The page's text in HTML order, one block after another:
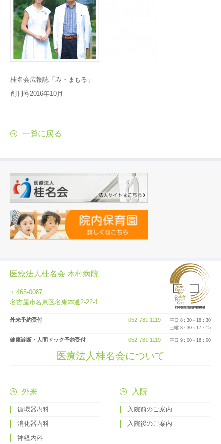
桂名会広報誌「み・まもる」
創刊号2016年10月
一覧に戻る
医療法人桂名会 木村病院
〒465-0087
名古屋市名東区名東本通2-22-1
外来予約受付 052-781-1119
平日 8：30～18：30
土曜 8：30～17：15
健康診断・人間ドック予約受付 052-781-1119 平日 9：00～16：00
医療法人桂名会について
外来
循環器内科
消化器内科
神経内科
入院
入院前のご案内
入院後のご案内